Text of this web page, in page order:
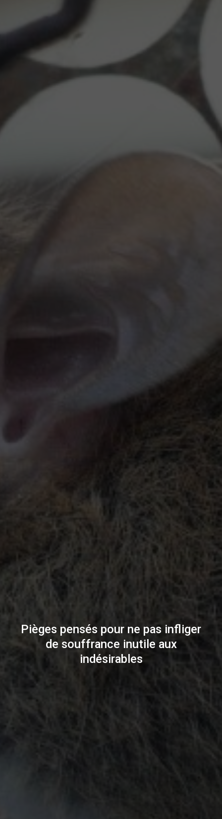
Pièges pensés pour ne pas infliger
de souffrance inutile aux
indésirables